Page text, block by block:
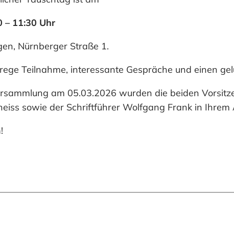
– 11:30 Uhr
Nürnberger Straße 1.
Teilnahme, interessante Gespräche und einen
am 05.03.2026 wurden die beiden
sowie der Schriftführer Wolfgang Frank in